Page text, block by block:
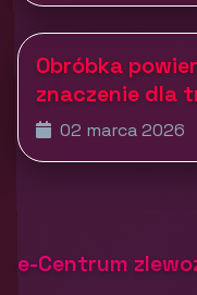
Obróbka
znaczenie dla
02 marca 2026
e-Centrum